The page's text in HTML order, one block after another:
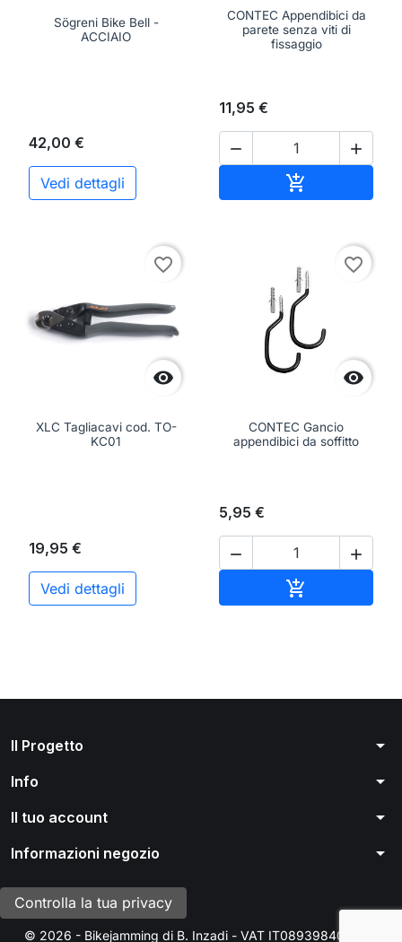
Sögreni Bike Bell -
ACCIAIO
42,00 €
Vedi dettagli
CONTEC Appendibici da
parete senza viti di
fissaggio
11,95 €
 


favorite_border
XLC Tagliacavi cod. TO-
KC01
19,95 €
Vedi dettagli

favorite_border
CONTEC Gancio
appendibici da soffitto
5,95 €
 

Il Progetto arrow_drop_down
Info arrow_drop_down
Il tuo account arrow_drop_down
Informazioni negozio arrow_drop_down
Controlla la tua privacy
© 2026 - Bikejamming di B. Inzadi - VAT IT08939840966 -